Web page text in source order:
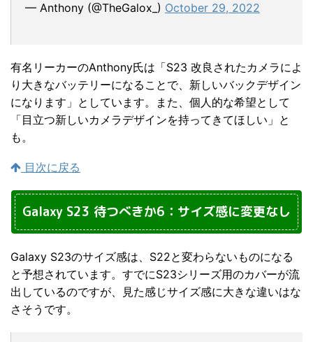
— Anthony (@TheGalox_) October 29, 2022
有名リーカーのAnthony氏は「S23 改良されたカメラによ
り大きなバッテリーになることで、新しいバックデザイン
になります」としています。また、個人的な希望として
「目立つ新しいカメラデザインを持ってきてほしい」と
も。
目次に戻る
Galaxy S23 待つべきか6：サイズ感に変更なし
Galaxy S23のサイズ感は、S22と変わらないものになる
と予想されています。すでにS23シリーズ用のカバーが流
出しているのですが、見た感じサイズ感に大きな違いはな
さそうです。